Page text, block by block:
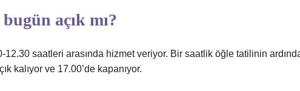
açık mı?
12.30 saatleri arasında hizmet veriyor. Bir saatlik öğle tatilinin
kalıyor ve 17.00’de kapanıyor.